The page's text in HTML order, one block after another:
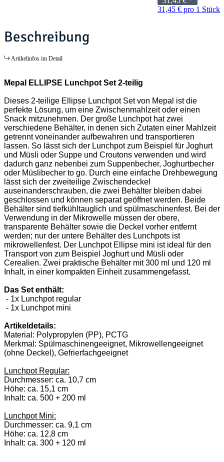
31,45 € pro 1 Stück
Beschreibung
Artikelinfos im Detail
Mepal ELLIPSE Lunchpot Set 2-teilig
Dieses 2-teilige Ellipse Lunchpot Set von Mepal ist die
perfekte Lösung, um eine Zwischenmahlzeit oder einen
Snack mitzunehmen. Der große Lunchpot hat zwei
verschiedene Behälter, in denen sich Zutaten einer Mahlzeit
getrennt voneinander aufbewahren und transportieren
lassen. So lässt sich der Lunchpot zum Beispiel für Joghurt
und Müsli oder Suppe und Croutons verwenden und wird
dadurch ganz nebenbei zum Suppenbecher, Joghurtbecher
oder Müslibecher to go. Durch eine einfache Drehbewegung
lässt sich der zweiteilige Zwischendeckel
auseinanderschrauben, die zwei Behälter bleiben dabei
geschlossen und können separat geöffnet werden. Beide
Behälter sind tiefkühltauglich und spülmaschinenfest. Bei der
Verwendung in der Mikrowelle müssen der obere,
transparente Behälter sowie die Deckel vorher entfernt
werden; nur der untere Behälter des Lunchpots ist
mikrowellenfest. Der Lunchpot Ellipse mini ist ideal für den
Transport von zum Beispiel Joghurt und Müsli oder
Cerealien. Zwei praktische Behälter mit 300 ml und 120 ml
Inhalt, in einer kompakten Einheit zusammengefasst.
Das Set enthält:
- 1x Lunchpot regular
- 1x Lunchpot mini
Artikeldetails:
Material: Polypropylen (PP), PCTG
Merkmal: Spülmaschinengeeignet, Mikrowellengeeignet
(ohne Deckel), Gefrierfachgeeignet
Lunchpot Regular:
Durchmesser: ca. 10,7 cm
Höhe: ca. 15,1 cm
Inhalt: ca. 500 + 200 ml
Lunchpot Mini:
Durchmesser: ca. 9,1 cm
Höhe: ca. 12,8 cm
Inhalt: ca. 300 + 120 ml